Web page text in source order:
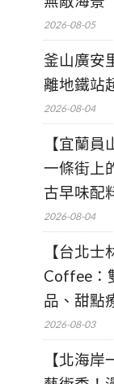
2026-08-05
釜山廣安
離地鐵站
2026-08-04
【宜蘭
一條街上
古早味配
2026-08-04
【台北
Coffee：
品、甜點
2026-08-03
【北海